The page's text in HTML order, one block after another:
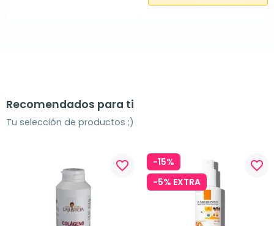
Recomendados para ti
Tu selección de productos ;)
favorite_border
-15%
-5% EXTRA
favorite_border